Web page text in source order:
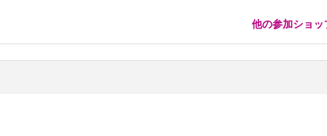
他の参加ショッ